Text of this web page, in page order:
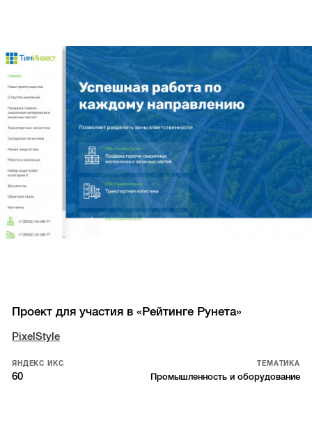
Проект для участия в «Рейтинге Рунета»
PixelStyle
ЯНДЕКС ИКС
60
ТЕМАТИКА
Промышленность и оборудование